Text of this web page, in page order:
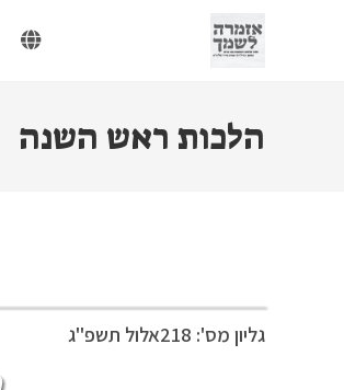
הלכות ראש השנה
גליון מס': 218 אלול תשפ"ג